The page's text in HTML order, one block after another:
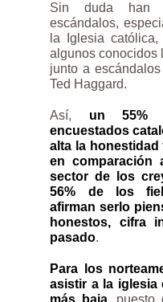
Sin duda han
escándalos,
la Iglesia
algunos conocidos
junto a
Ted Haggard.
Así, un 55%
encuestados
alta la honestidad
en comparación
sector de los
56% de los
afirman serlo
honestos, cifra
pasado.
Para los
asistir a la iglesia